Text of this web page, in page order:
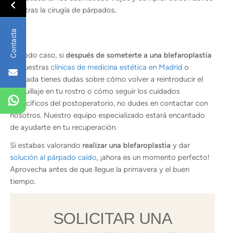
tras la cirugía de párpados.
En todo caso, si después de someterte a una blefaroplastia
en nuestras clínicas de medicina estética en Madrid o
Granada tienes dudas sobre cómo volver a reintroducir el
maquillaje en tu rostro o cómo seguir los cuidados
específicos del postoperatorio, no dudes en contactar con
nosotros. Nuestro equipo especializado estará encantado
de ayudarte en tu recuperación.
Si estabas valorando realizar una blefaroplastia y dar
solución al párpado caído, ¡ahora es un momento perfecto!
Aprovecha antes de que llegue la primavera y el buen
tiempo.
SOLICITAR UNA
Contacta